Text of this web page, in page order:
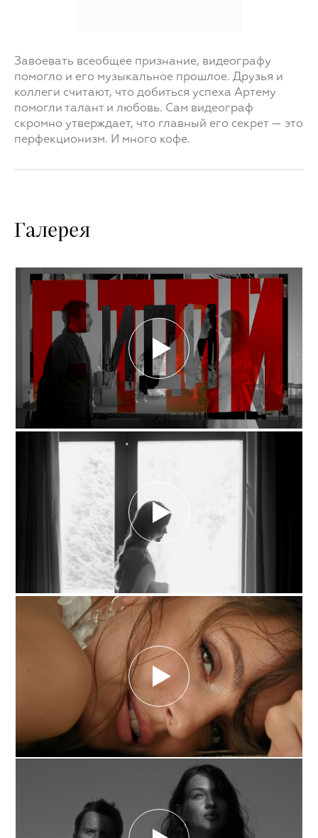
Завоевать всеобщее признание, видеографу
помогло и его музыкальное прошлое. Друзья и
коллеги считают, что добиться успеха Артему
помогли талант и любовь. Сам видеограф
скромно утверждает, что главный его секрет — это
перфекционизм. И много кофе.
Галерея